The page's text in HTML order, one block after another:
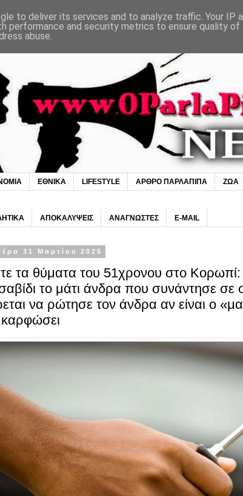
ΕΘΝΙΚΑ LIFESTYLE ΑΡΘΡΟ ΠΑΡΛΑΠΙΠΑ ΖΩΑ
ΑΠΟΚΑΛΥΨΕΙΣ ΑΝΑΓΝΩΣΤΕΣ E-MAIL
31 Μαρτίου 2025
τα θύματα του 51χρονου στο
το μάτι άνδρα που συνάντησε
να ρώτησε τον άνδρα αν είναι ο
to deliver its services and to analyze traffic. Your IP
performance and security metrics to ensure quality of
abuse.